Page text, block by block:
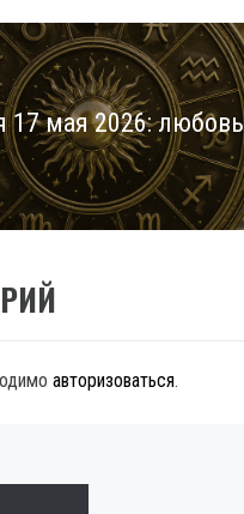
17 мая 2026:
авторизоваться.